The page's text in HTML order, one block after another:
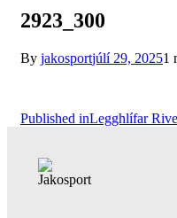
2923_300
By jakosportjúlí 29, 20251
Published inLegghlífar